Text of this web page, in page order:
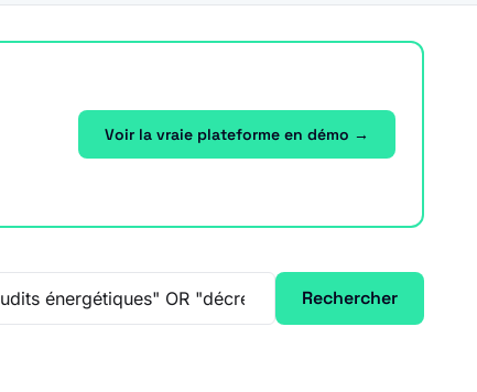
Voir la vraie plateforme en démo →
Rechercher